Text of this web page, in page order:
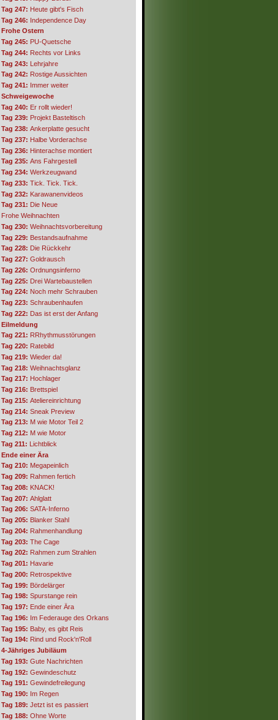
Tag 247: Heute gibt's Fisch
Tag 246: Independence Day
Frohe Ostern
Tag 245: PU-Quetsche
Tag 244: Rechts vor Links
Tag 243: Lehrjahre
Tag 242: Rostige Aussichten
Tag 241: Immer weiter
Schweigewoche
Tag 240: Er rollt wieder!
Tag 239: Projekt Basteltisch
Tag 238: Ankerplatte gesucht
Tag 237: Halbe Vorderachse
Tag 236: Hinterachse montiert
Tag 235: Ans Fahrgestell
Tag 234: Werkzeugwand
Tag 233: Tick. Tick. Tick.
Tag 232: Karawanenvideos
Tag 231: Die Neue
Frohe Weihnachten
Tag 230: Weihnachtsvorbereitung
Tag 229: Bestandsaufnahme
Tag 228: Die Rückkehr
Tag 227: Goldrausch
Tag 226: Ordnungsinferno
Tag 225: Drei Wartebaustellen
Tag 224: Noch mehr Schrauben
Tag 223: Schraubenhaufen
Tag 222: Das ist erst der Anfang
Eilmeldung
Tag 221: RRhythmusstörungen
Tag 220: Ratebild
Tag 219: Wieder da!
Tag 218: Weihnachtsglanz
Tag 217: Hochlager
Tag 216: Brettspiel
Tag 215: Ateliereinrichtung
Tag 214: Sneak Preview
Tag 213: M wie Motor Teil 2
Tag 212: M wie Motor
Tag 211: Lichtblick
Ende einer Ära
Tag 210: Megapeinlich
Tag 209: Rahmen fertich
Tag 208: KNACK!
Tag 207: Ahlglatt
Tag 206: SATA-Inferno
Tag 205: Blanker Stahl
Tag 204: Rahmenhandlung
Tag 203: The Cage
Tag 202: Rahmen zum Strahlen
Tag 201: Havarie
Tag 200: Retrospektive
Tag 199: Bördelärger
Tag 198: Spurstange rein
Tag 197: Ende einer Ära
Tag 196: Im Federauge des Orkans
Tag 195: Baby, es gibt Reis
Tag 194: Rind und Rock'n'Roll
4-Jähriges Jubiläum
Tag 193: Gute Nachrichten
Tag 192: Gewindeschutz
Tag 191: Gewindefreilegung
Tag 190: Im Regen
Tag 189: Jetzt ist es passiert
Tag 188: Ohne Worte